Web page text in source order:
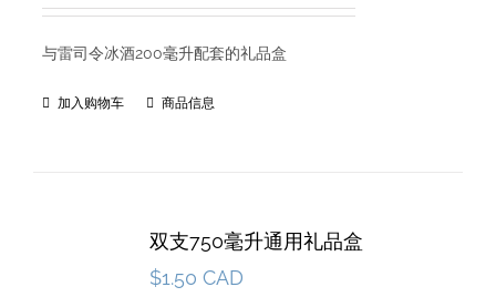
与雷司令冰酒200毫升配套的礼品盒
加入购物车 商品信息
双支750毫升通用礼品盒
$1.50 CAD